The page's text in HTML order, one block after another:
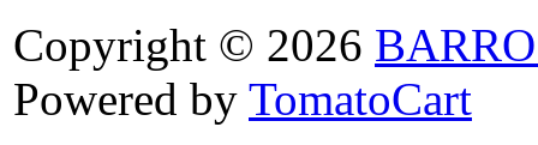
Copyright © 2026
Powered by TomatoCart